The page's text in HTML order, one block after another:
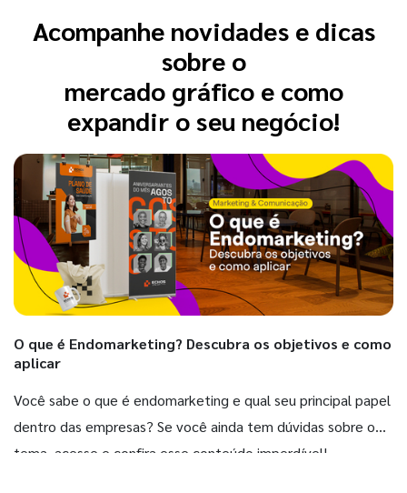
Acompanhe novidades e dicas
sobre o
mercado gráfico e como
expandir o seu negócio!
O que é Endomarketing? Descubra os objetivos e como
aplicar
Você sabe o que é endomarketing e qual seu principal papel
dentro das empresas? Se você ainda tem dúvidas sobre o
tema, acesse e confira esse conteúdo imperdível!